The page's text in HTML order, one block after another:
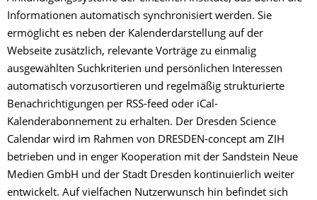
Informationen automatisch synchronisiert werden. Sie
ermöglicht es neben der Kalenderdarstellung auf der
Webseite zusätzlich, relevante Vorträge zu einmalig
ausgewählten Suchkriterien und persönlichen Interessen
automatisch vorzusortieren und regelmäßig strukturierte
Benachrichtigungen per RSS-feed oder iCal-
Kalenderabonnement zu erhalten. Der Dresden Science
Calendar wird im Rahmen von DRESDEN-concept am ZIH
betrieben und in enger Kooperation mit der Sandstein Neue
Medien GmbH und der Stadt Dresden kontinuierlich weiter
entwickelt. Auf vielfachen Nutzerwunsch hin befindet sich